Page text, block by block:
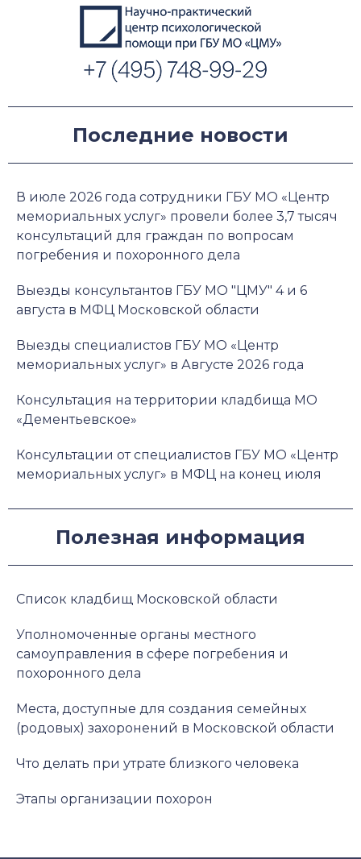
Последние новости
В июле 2026 года сотрудники ГБУ МО «Центр
мемориальных услуг» провели более 3,7 тысяч
консультаций для граждан по вопросам
погребения и похоронного дела
Выезды консультантов ГБУ МО "ЦМУ" 4 и 6
августа в МФЦ Московской области
Выезды специалистов ГБУ МО «Центр
мемориальных услуг» в Августе 2026 года
Консультация на территории кладбища МО
«Дементьевское»
Консультации от специалистов ГБУ МО «Центр
мемориальных услуг» в МФЦ на конец июля
Полезная информация
Список кладбищ Московской области
Уполномоченные органы местного
самоуправления в сфере погребения и
похоронного дела
Места, доступные для создания семейных
(родовых) захоронений в Московской области
Что делать при утрате близкого человека
Этапы организации похорон